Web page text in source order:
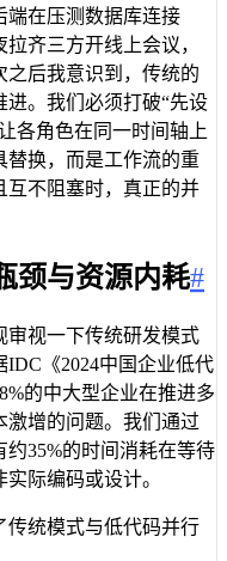
端在压测数据库连接
齐三方开线上会议，
后我意识到，传统的
。我们必须打破“先设
各角色在同一时间轴上
替换，而是工作流的重
互不阻塞时，真正的并
颈与资源内耗#
审视一下传统研发模式
《2024中国企业低代
的中大型企业在推进多
激增的问题。我们通过
35%的时间消耗在等待
际编码或设计。
传统模式与低代码并行